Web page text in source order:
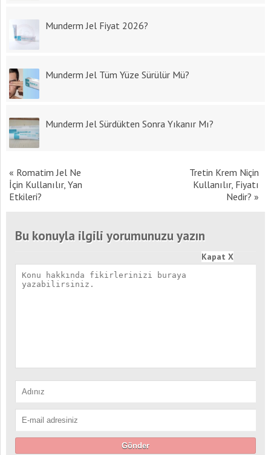
Munderm Jel Fiyat 2026?
Munderm Jel Tüm Yüze Sürülür Mü?
Munderm Jel Sürdükten Sonra Yıkanır Mı?
« Romatim Jel Ne
İçin Kullanılır, Yan
Etkileri?
Tretin Krem Niçin
Kullanılır, Fiyatı
Nedir? »
Bu konuyla ilgili yorumunuzu yazın
Kapat X